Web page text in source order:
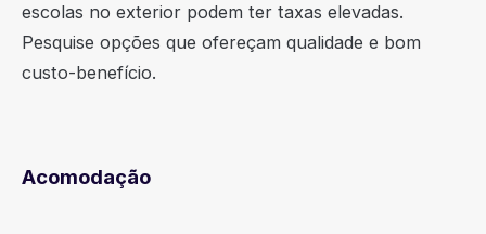
escolas no exterior podem ter taxas elevadas.
Pesquise opções que ofereçam qualidade e bom
custo-benefício.
Acomodação